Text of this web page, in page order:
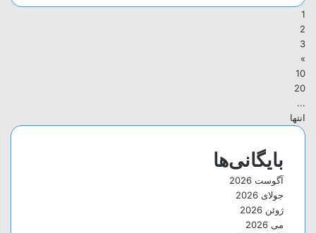
1
2
3
»
10
20
...
انتها
بایگانی‌ها
آگوست 2026
جولای 2026
ژوئن 2026
می 2026